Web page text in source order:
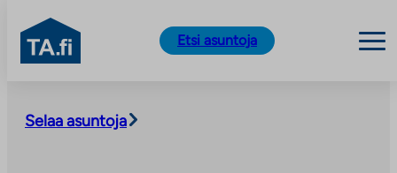
sisältöön
TA.fi
Etsi asuntoja
Selaa asuntoja